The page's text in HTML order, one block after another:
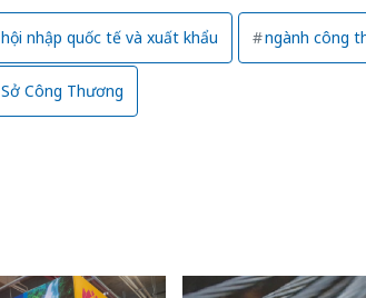
hội nhập quốc tế và xuất khẩu ngành công
Sở Công Thương